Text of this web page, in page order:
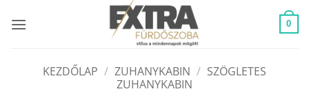
0
KEZDŐLAP / ZUHANYKABIN / SZÖGLETES
ZUHANYKABIN